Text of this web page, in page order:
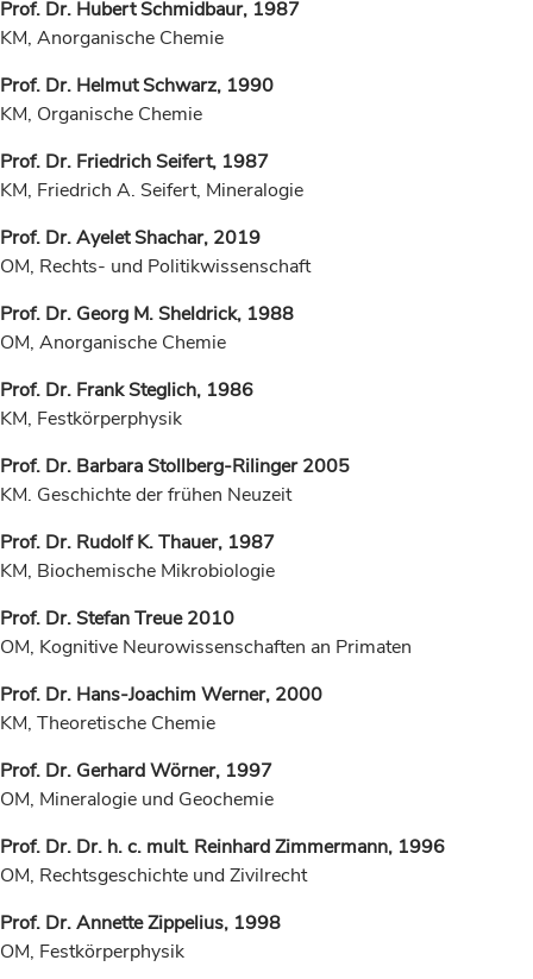
Prof. Dr. Hubert Schmidbaur, 1987
KM, Anorganische Chemie
Prof. Dr. Helmut Schwarz, 1990
KM, Organische Chemie
Prof. Dr. Friedrich Seifert, 1987
KM, Friedrich A. Seifert, Mineralogie
Prof. Dr.Ayelet Shachar, 2019
OM, Rechts- und Politikwissenschaft
Prof. Dr. Georg M. Sheldrick, 1988
OM, Anorganische Chemie
Prof. Dr. Frank Steglich, 1986
KM, Festkörperphysik
Prof. Dr. Barbara Stollberg-Rilinger 2005
KM. Geschichte der frühen Neuzeit
Prof. Dr. Rudolf K. Thauer, 1987
KM, Biochemische Mikrobiologie
Prof. Dr. Stefan Treue 2010
OM, Kognitive Neurowissenschaften an Primaten
Prof. Dr. Hans-Joachim Werner, 2000
KM, Theoretische Chemie
Prof. Dr. Gerhard Wörner, 1997
OM, Mineralogie und Geochemie
Prof. Dr. Dr. h. c. mult. Reinhard Zimmermann, 1996
OM, Rechtsgeschichte und Zivilrecht
Prof. Dr. Annette Zippelius, 1998
OM, Festkörperphysik